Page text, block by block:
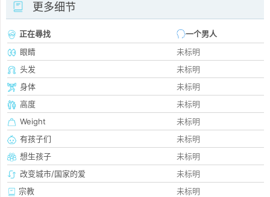
更多细节
正在尋找
一个男人
眼睛
未标明
头发
未标明
身体
未标明
高度
未标明
Weight
未标明
有孩子们
未标明
想生孩子
未标明
改变城市/国家的爱
未标明
宗教
未标明